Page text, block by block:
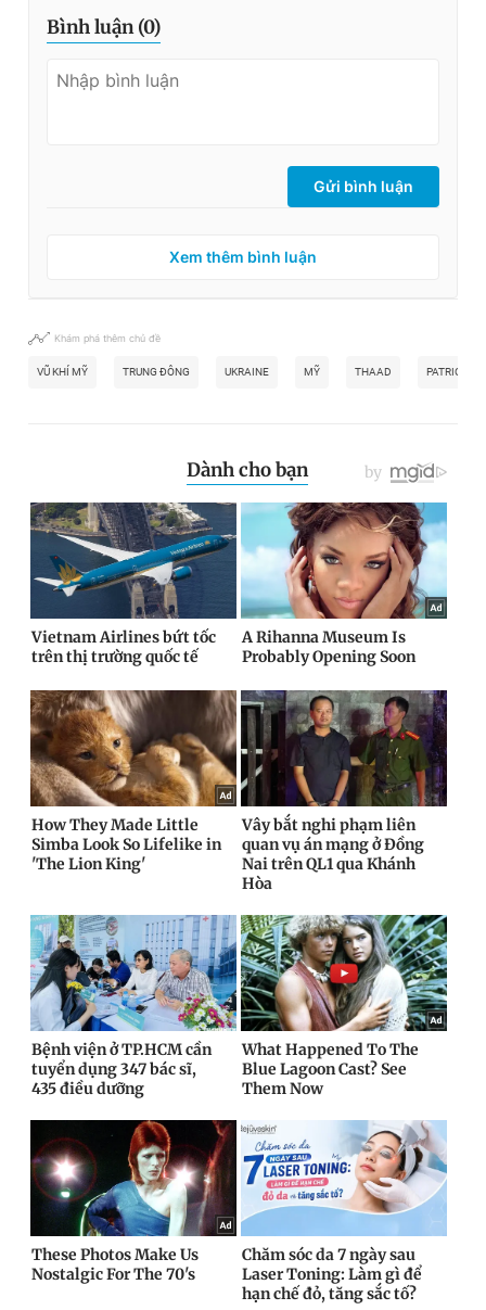
Bình luận (0)
Gửi bình luận
Xem thêm bình luận
Khám phá thêm chủ đề
VŨ KHÍ MỸ TRUNG ĐÔNG UKRAINE MỸ THAAD PATRIOT